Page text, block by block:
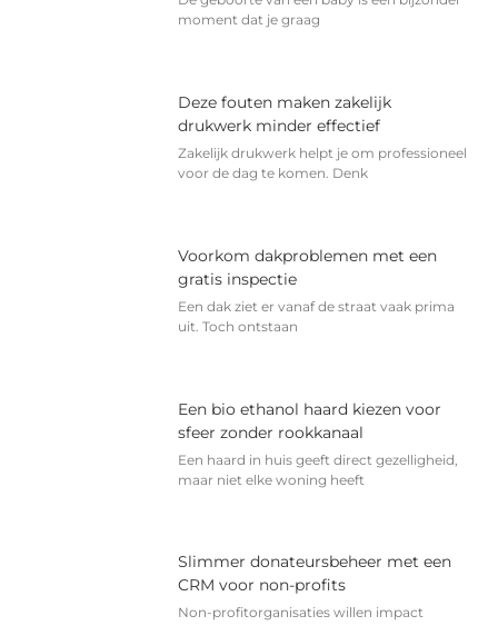
moment dat je graag
Deze fouten maken zakelijk
drukwerk minder effectief
Zakelijk drukwerk helpt je om professioneel
voor de dag te komen. Denk
Voorkom dakproblemen met een
gratis inspectie
Een dak ziet er vanaf de straat vaak prima
uit. Toch ontstaan
Een bio ethanol haard kiezen voor
sfeer zonder rookkanaal
Een haard in huis geeft direct gezelligheid,
maar niet elke woning heeft
Slimmer donateursbeheer met een
CRM voor non-profits
Non-profitorganisaties willen impact